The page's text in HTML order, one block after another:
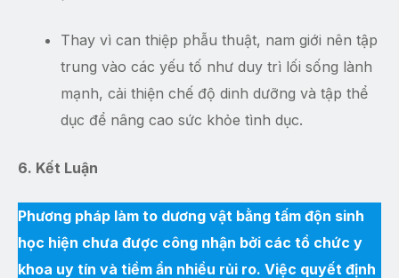
Thay vì can thiệp phẫu thuật, nam giới nên tập
trung vào các yếu tố như duy trì lối sống lành
mạnh, cải thiện chế độ dinh dưỡng và tập thể
dục để nâng cao sức khỏe tình dục.
6. Kết Luận
Phương pháp làm to dương vật bằng tấm độn sinh
học hiện chưa được công nhận bởi các tổ chức y
khoa uy tín và tiềm ẩn nhiều rủi ro. Việc quyết định